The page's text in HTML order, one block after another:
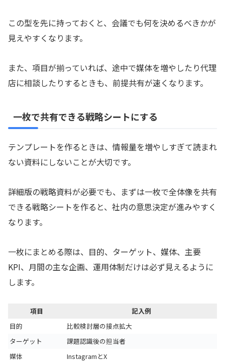
この型を先に持っておくと、会議でも何を決めるべきかが
見えやすくなります。
また、項目が揃っていれば、途中で媒体を増やしたり代理
店に相談したりするときも、前提共有が速くなります。
一枚で共有できる戦略シートにする
テンプレートを作るときは、情報量を増やしすぎて読まれ
ない資料にしないことが大切です。
詳細版の戦略資料が必要でも、まずは一枚で全体像を共有
できる戦略シートを作ると、社内の意思決定が進みやすく
なります。
一枚にまとめる際は、目的、ターゲット、媒体、主要
KPI、月間の主な企画、運用体制だけは必ず見えるように
します。
項目
記入例
目的
比較検討層の接点拡大
ターゲット
課題認識後の担当者
媒体
InstagramとX